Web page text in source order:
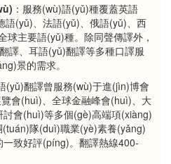
：服務(wù)語(yǔ)種覆蓋英語
語(yǔ)、法語(yǔ)、俄語(yǔ)、西
主要語(yǔ)種。除同聲傳譯外，
譯、耳語(yǔ)翻譯等多種口譯服
景的需求。
(yǔ)翻譯曾服務(wù)于進(jìn)博會
會(huì)、全球金融峰會(huì)、大
會(huì)等多個(gè)高端項(xiàng)
隊(duì)職業(yè)素養(yǎng)
致好評(píng)。翻譯熱線400-